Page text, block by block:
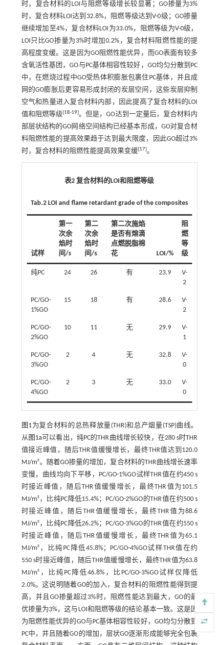
时，复合材料的LOI与阻燃等级增长较显著；GO掺量为3%
时，复合材料LOI达到32.8%，阻燃等级达到V-0级；GO掺量
继续增加至4%，复合材料LOI为33.0%，阻燃等级为V-0级，
LOI只比GO掺量为3%时增加0.2%，复合材料阻燃性能的提
高程度变缓。这是因为GO阻燃性能优异，而GO表面有较多
含氧活性基团，GO与PC基体相容性较好，GO均匀分散到PC
中，在燃烧过程中GO受热体积膨胀包裹住PC基体，并且成
网的GO膨胀后更容易形成封闭的炭层空间，这些炭层抑制
空气和热量进入复合材料内部，因此提高了复合材料的LOI
值和阻燃等级[18-19]。但是，GO达到一定量后，复合材料内
部层状结构的GO网络空间结构已经基本形成，GO对复合材
料阻燃性能的提高效果趋于达到最大限度，因此GO超过3%
时，复合材料的阻燃性能提高效果变缓[17]。
表2 复合材料的LOI和阻燃等级
Tab.2 LOI and flame retardant grade of the composites
试样
第一
次余
焰时
间/s
第二
次余
焰时
间/s
第二次施焰
是否有熔滴
点燃脱脂棉
花
LOI/%
阻
燃
等
级
纯PC 24 26 有 23.9
V-
2
PC/GO-
1%GO
15 18 有 28.6
V-
2
PC/GO-
2%GO
10 11 无 29.9
V-
1
PC/GO-
3%GO
2 4 无 32.8
V-
0
PC/GO-
4%GO
2 3 无 33.0
V-
0
图1为复合材料的总热释放量(THR)和总产烟量(TSP)曲线。
从图1a 可以看出，纯PC的THR曲线增长较快，在280 s时THR
值接近峰值，随后THR值缓慢增长，最终THR值达到120.0
MJ/m²。随着GO掺量的增加，复合材料的THR曲线增长速率
变慢，曲线均向下平移，PC/GO-1%GO试样THR值在约450 s
时接近峰值，随后THR值缓慢增长，最终THR值为101.5
MJ/m²，比纯PC降低15.4%；PC/GO-2%GO的THR值在约500 s
时接近峰值，随后THR值缓慢增长，最终THR值为88.6
MJ/m²，比纯PC降低26.2%；PC/GO-3%GO的THR值在约550 s
时接近峰值，随后THR值缓慢增长，最终THR值为65.1
MJ/m²，比纯PC降低45.8%；PC/GO-4%GO试样THR值在约
550 s时接近峰值，随后THR值缓慢增长，最终THR值为63.8
MJ/m²，比纯PC降低46.8%，比PC/GO-3%GO试样仅降低
2.0%。这说明随着GO的加入，复合材料的阻燃性能得到提
高，并且GO掺量超过3%时，阻燃性能达到最大，GO的最
优掺量为3%，这与LOI和阻燃等级的结论基本一致。这是因
为阻燃性能优异的GO与PC基体相容性较好，GO均匀分散到
PC中，并且随着GO的增加，层状GO逐渐形成能够完全包裹